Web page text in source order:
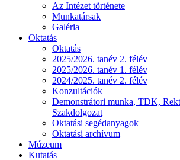
Az Intézet története
Munkatársak
Galéria
Oktatás
Oktatás
2025/2026. tanév 2. félév
2025/2026. tanév 1. félév
2024/2025. tanév 2. félév
Konzultációk
Demonstrátori munka, TDK,
Szakdolgozat
Oktatási segédanyagok
Oktatási archívum
Múzeum
Kutatás